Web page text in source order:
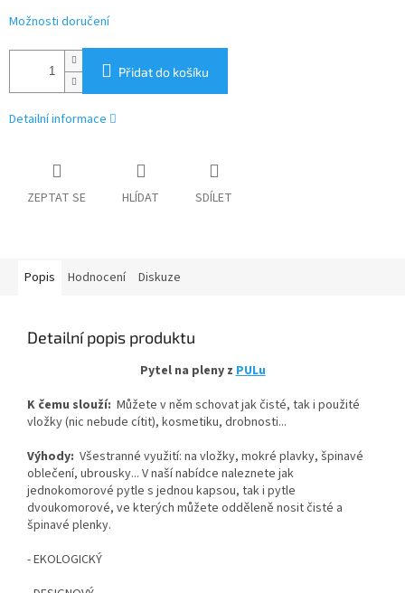
Možnosti doručení
Přidat do košíku
Detailní informace
ZEPTAT SE HLÍDAT SDÍLET
Popis Hodnocení Diskuze
Detailní popis produktu
Pytel na pleny zPULu
K čemu slouží: Můžete v něm schovat jak čisté, tak i použité
vložky (nic nebude cítit), kosmetiku, drobnosti...
Výhody: Všestranné využití: na vložky, mokré plavky, špinavé
oblečení, ubrousky... V naší nabídce naleznete jak
jednokomorové pytle s jednou kapsou, tak i pytle
dvoukomorové, ve kterých můžete odděleně nosit čisté a
špinavé plenky.
- EKOLOGICKÝ